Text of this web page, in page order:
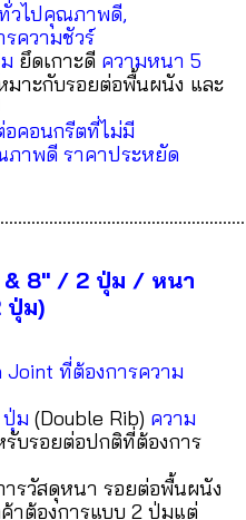
วไปคุณภาพดี,
ความชัวร์
ยึดเกาะดี ความหนา 5
มาะกับรอยต่อพื้นผนัง และ
คอนกรีตที่ไม่มี
ภาพดี ราคาประหยัด
& 8" / 2 ปุ่ม / หนา
ปุ่ม)
ที่ต้องการความ
ม (Double Rib) ความ
รับรอยต่อปกติที่ต้องการ
ารวัสดุหนา รอยต่อพื้นผนัง
าต้องการแบบ 2 ปุ่มแต่